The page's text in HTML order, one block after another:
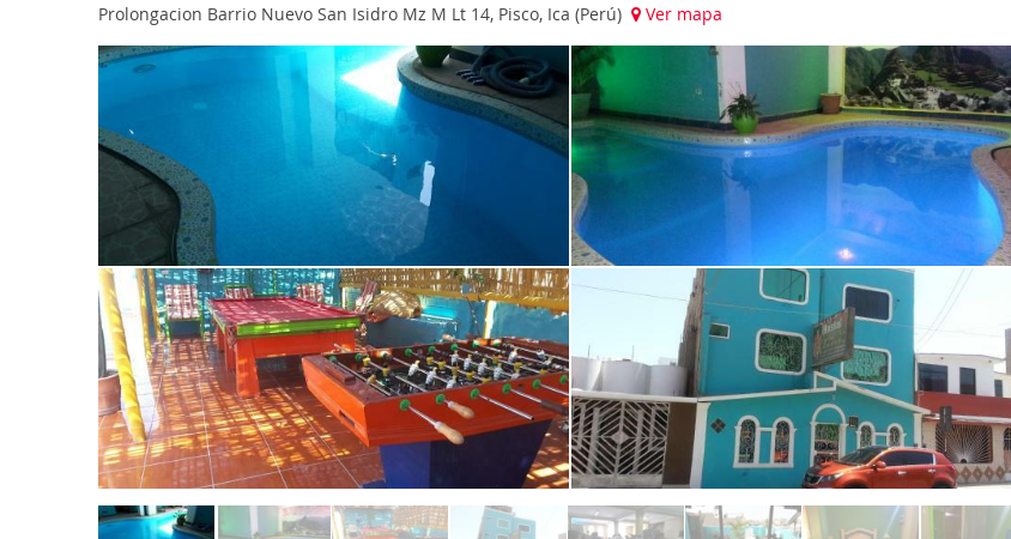
Prolongacion Barrio Nuevo San Isidro Mz M Lt 14, Pisco, Ica (Perú) Ver mapa